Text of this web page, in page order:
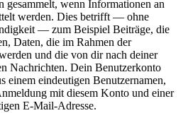
gesammelt, wenn Informationen an
werden. Dies betrifft — ohne
— zum Beispiel Beiträge, die
Daten, die im Rahmen der
und die von dir nach deiner
Nachrichten. Dein Benutzerkonto
einem eindeutigen Benutzernamen,
mit diesem Konto und einer
E-Mail-Adresse.